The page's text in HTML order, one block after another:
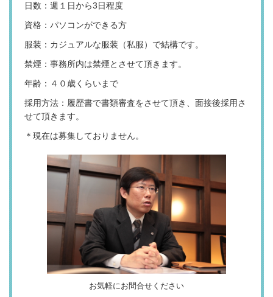
日数：週１日から3日程度
資格：パソコンができる方
服装：カジュアルな服装（私服）で結構です。
禁煙：事務所内は禁煙とさせて頂きます。
年齢：４０歳くらいまで
採用方法：履歴書で書類審査をさせて頂き、面接後採用さ
せて頂きます。
＊現在は募集しておりません。
お気軽にお問合せください